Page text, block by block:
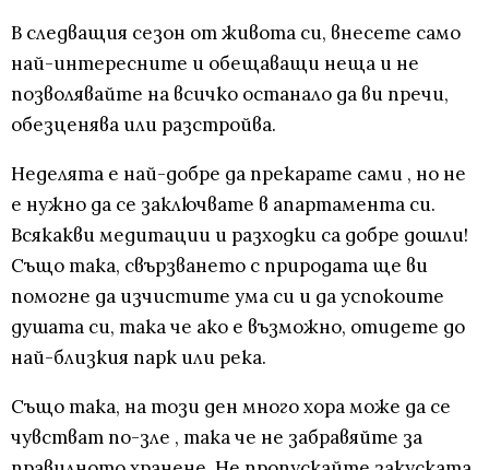
В следващия сезон от живота си, внесете само
най-интересните и обещаващи неща и не
позволявайте на всичко останало да ви пречи,
обезценява или разстройва.
Неделята е най-добре да прекарате сами , но не
е нужно да се заключвате в апартамента си.
Всякакви медитации и разходки са добре дошли!
Също така, свързването с природата ще ви
помогне да изчистите ума си и да успокоите
душата си, така че ако е възможно, отидете до
най-близкия парк или река.
Също така, на този ден много хора може да се
чувстват по-зле , така че не забравяйте за